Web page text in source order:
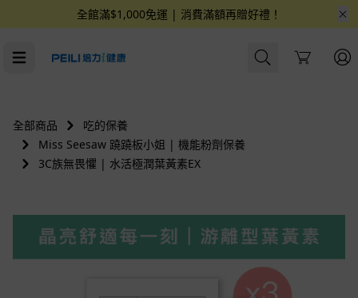
全館滿$1,000免運 | 消費滿額再贈好禮！
Cart
全部商品
吃的保養
Miss Seesaw 蹺蹺板小姐 | 機能粉劑保養
3C族無畏懼 | 水活極潤葉黃素EX